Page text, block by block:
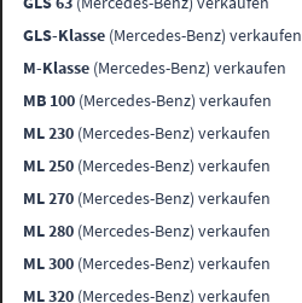
GLS-Klasse (Mercedes-Benz) verkaufen
M-Klasse (Mercedes-Benz) verkaufen
MB 100 (Mercedes-Benz) verkaufen
ML 230 (Mercedes-Benz) verkaufen
ML 250 (Mercedes-Benz) verkaufen
ML 270 (Mercedes-Benz) verkaufen
ML 280 (Mercedes-Benz) verkaufen
ML 300 (Mercedes-Benz) verkaufen
ML 320 (Mercedes-Benz) verkaufen